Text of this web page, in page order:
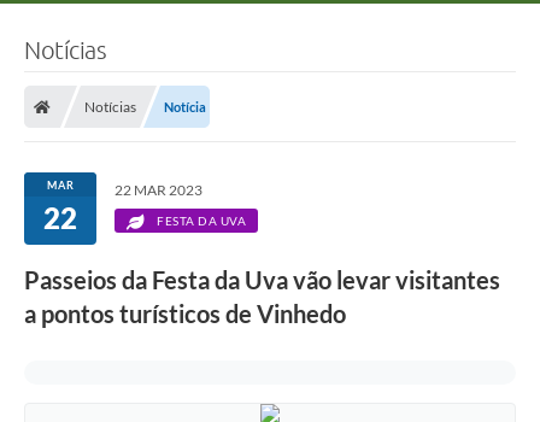
Licitações
Transparência
Concursos e Processos Seletivos
Inclusão e Acessibilidade
Notícias
Notícias Notícia
MAR
22
22 MAR 2023
FESTA DA UVA
Passeios da Festa da Uva vão levar visitantes
a pontos turísticos de Vinhedo